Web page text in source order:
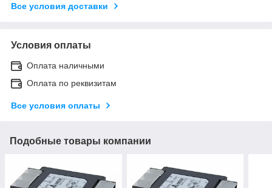
Все условия доставки
Условия оплаты
Оплата наличными
Оплата по реквизитам
Все условия оплаты
Подобные товары компании